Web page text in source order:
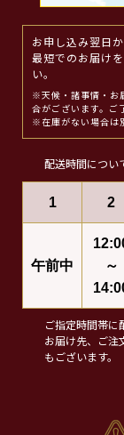
お申し込み翌日
最短でのお届け
い。
※天候・諸事情・お
合がございます。ご
※在庫がない場合は
配送時間につい
1 2
午前中
～
ご指定時間帯に
お届け先、ご注
もございます。